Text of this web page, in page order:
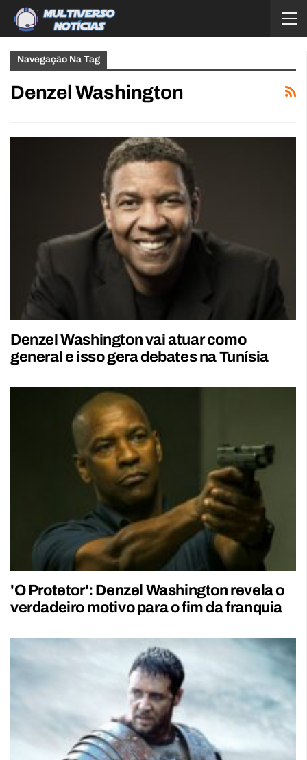
Navegação Na Tag
Denzel Washington
Denzel Washington vai atuar como
general e isso gera debates na Tunísia
'O Protetor': Denzel Washington revela o
verdadeiro motivo para o fim da franquia